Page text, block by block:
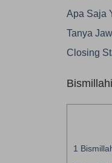
Apa Saja
Tanya
Closing
1